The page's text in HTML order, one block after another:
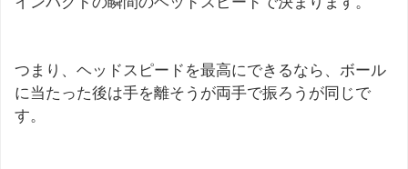
つまり、ヘッドスピードを最高にできるなら、ボール
に当たった後は手を離そうが両手で振ろうが同じで
す。